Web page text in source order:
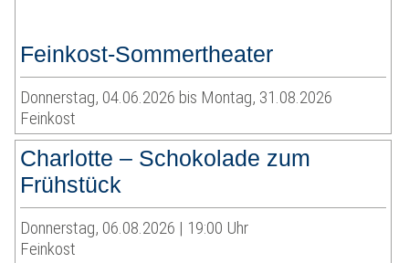
Feinkost-Sommertheater
Donnerstag, 04.06.2026 bis Montag, 31.08.2026
Feinkost
Charlotte – Schokolade zum
Frühstück
Donnerstag, 06.08.2026 | 19:00 Uhr
Feinkost